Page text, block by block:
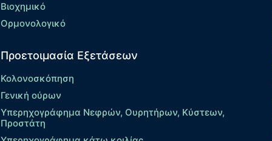
Βιοχημικό
Ορμονολογικό
Προετοιμασία Εξετάσεων
Κολονοσκόπηση
Γενική ούρων
Υπερηχογράφημα Νεφρών, Ουρητήρων, Κύστεων,
Προστάτη